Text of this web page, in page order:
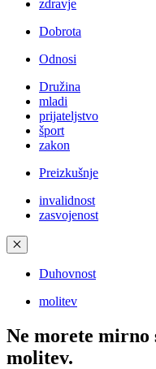
zdravje
Dobrota
Odnosi
Družina
mladi
prijateljstvo
šport
zakon
Preizkušnje
invalidnost
zasvojenost
✕
Duhovnost
molitev
Ne morete
molitev.